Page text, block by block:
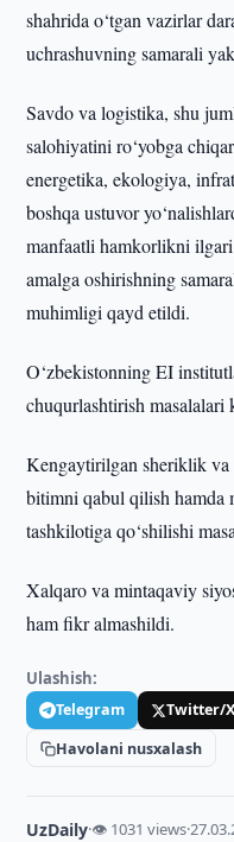
shahrida o‘tgan vazirlar
uchrashuvning samarali
Savdo va logistika, shu
salohiyatini ro‘yobga
energetika, ekologiya,
boshqa ustuvor
manfaatli hamkorlikni
amalga oshirishning
muhimligi qayd etildi.
O‘zbekistonning EI
chuqurlashtirish masalalari
Kengaytirilgan sheriklik va
bitimni qabul qilish hamda
tashkilotiga qo‘shilishi
Xalqaro va mintaqaviy
ham fikr almashildi.
Ulashish:
Telegram Twitter/X
Havolani nusxalash
UzDaily·👁 1031 views·